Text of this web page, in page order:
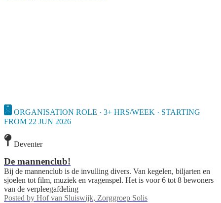
ORGANISATION ROLE · 3+ HRS/WEEK · STARTING
FROM 22 JUN 2026
Deventer
De mannenclub!
Bij de mannenclub is de invulling divers. Van kegelen, biljarten en
sjoelen tot film, muziek en vragenspel. Het is voor 6 tot 8 bewoners
van de verpleegafdeling
Posted by Hof van Sluiswijk, Zorggroep Solis